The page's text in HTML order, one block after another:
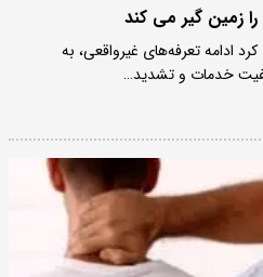
ادامه تعرفه‌های غیرواقعی، به
خدمات و تشدید…